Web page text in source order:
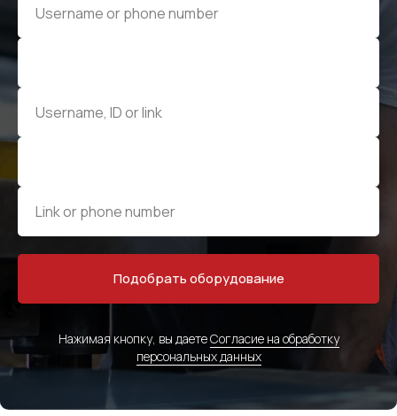
Подобрать оборудование
Нажимая кнопку, вы даетеСогласие на обработку
персональных данных